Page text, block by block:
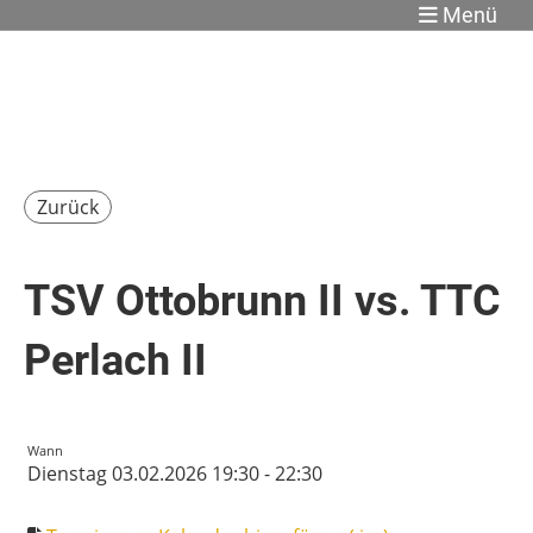
Menü
Zurück
TSV Ottobrunn II vs. TTC
Perlach II
Wann
Dienstag 03.02.2026 19:30 - 22:30